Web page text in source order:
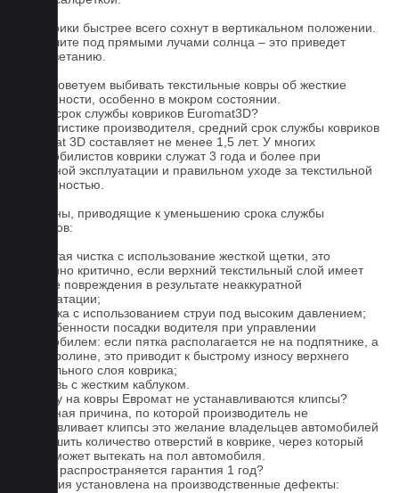
4. Коврики быстрее всего сохнут в вертикальном положении.
Не сушите под прямыми лучами солнца – это приведет
к выцветанию.
5. Не советуем выбивать текстильные ковры об жесткие
поверхности, особенно в мокром состоянии.
Какой срок службы ковриков Euromat3D?
По статистике производителя, средний срок службы ковриков
Euromat 3D составляет не менее 1,5 лет. У многих
автомобилистов коврики служат 3 года и более при
бережной эксплуатации и правильном уходе за текстильной
поверхностью.
Причины, приводящие к уменьшению срока службы
ковриков:
1. Частая чистка с использование жесткой щетки, это
особенно критично, если верхний текстильный слой имеет
мелкие повреждения в результате неаккуратной
эксплуатации;
2. Мойка с использованием струи под высоким давлением;
3. Особенности посадки водителя при управлении
автомобилем: если пятка располагается не на подпятнике, а
на ковролине, это приводит к быстрому износу верхнего
текстильного слоя коврика;
4. Обувь с жестким каблуком.
Почему на ковры Евромат не устанавливаются клипсы?
Основная причина, по которой производитель не
устанавливает клипсы это желание владельцев автомобилей
уменьшить количество отверстий в коврике, через который
влага может вытекать на пол автомобиля.
На что распространяется гарантия 1 год?
Гарантия установлена на производственные дефекты: